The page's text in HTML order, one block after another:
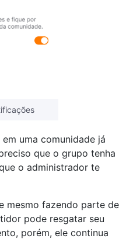
uma comunidade já
que o grupo tenha
o administrador te
mesmo fazendo parte de
pode resgatar seu
porém, ele continua